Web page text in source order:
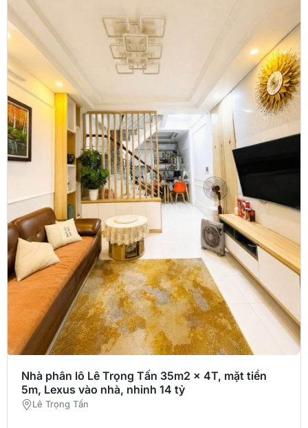
Nhà phân lô Lê Trọng Tấn 35m2 x 4T, mặt tiền
5m, Lexus vào nhà, nhỉnh 14 tỷ
Lê Trọng Tấn